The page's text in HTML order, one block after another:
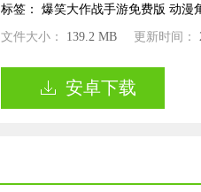
标签： 爆笑大作战手游免费版 动漫
文件大小： 139.2 MB 更新时间：
安卓下载